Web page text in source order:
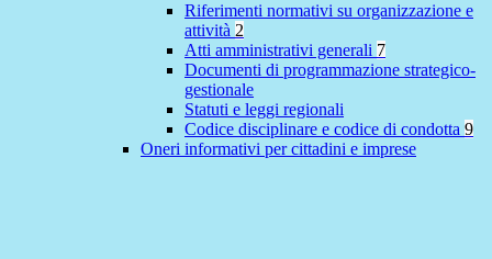
Riferimenti normativi su organizzazione e
attività 2
Atti amministrativi generali 7
Documenti di programmazione strategico-
gestionale
Statuti e leggi regionali
Codice disciplinare e codice di condotta 9
Oneri informativi per cittadini e imprese